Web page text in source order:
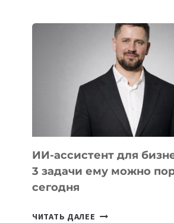
КОТОРЫЕ
РАЗВИВАЮТ
ТЕХНОЛОГИЧЕСКОЕ
ОБРАЗОВАНИЕ
ТАДЖИКИСТАНА
ИИ-ассистент для
3 задачи ему можно
сегодня
ЧИТАТЬ ДАЛЕЕ ИИ-